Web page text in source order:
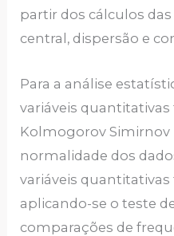
partir dos cálculos
central, dispersão e
Para a análise
variáveis
Kolmogorov Simirnov
normalidade dos
variáveis
aplicando-se o teste
comparações de